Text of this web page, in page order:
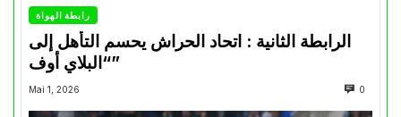
رابطة الهواة
الرابطة الثانية : اتحاد الحراش يحسم التأهل إلى
“البلاي أوف”
Mai 1, 2026 0